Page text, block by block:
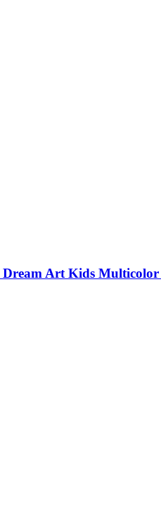
Dream Art Kids